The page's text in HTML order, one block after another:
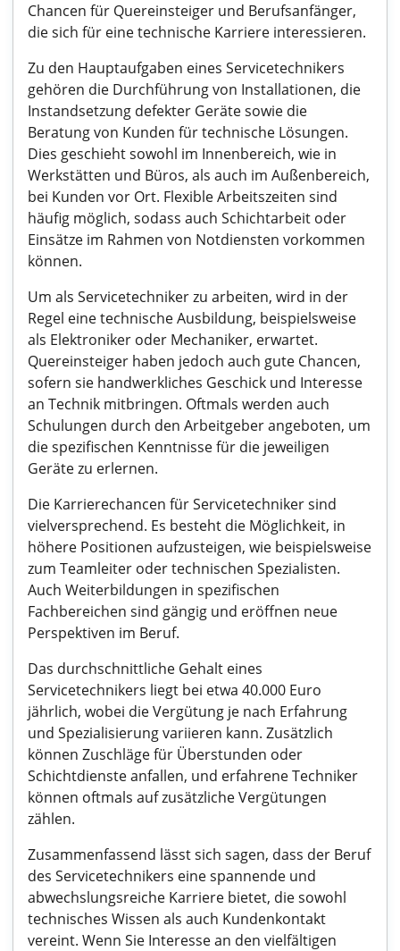
Chancen für Quereinsteiger und Berufsanfänger,
die sich für eine technische Karriere interessieren.
Zu den Hauptaufgaben eines Servicetechnikers
gehören die Durchführung von Installationen, die
Instandsetzung defekter Geräte sowie die
Beratung von Kunden für technische Lösungen.
Dies geschieht sowohl im Innenbereich, wie in
Werkstätten und Büros, als auch im Außenbereich,
bei Kunden vor Ort. Flexible Arbeitszeiten sind
häufig möglich, sodass auch Schichtarbeit oder
Einsätze im Rahmen von Notdiensten vorkommen
können.
Um als Servicetechniker zu arbeiten, wird in der
Regel eine technische Ausbildung, beispielsweise
als Elektroniker oder Mechaniker, erwartet.
Quereinsteiger haben jedoch auch gute Chancen,
sofern sie handwerkliches Geschick und Interesse
an Technik mitbringen. Oftmals werden auch
Schulungen durch den Arbeitgeber angeboten, um
die spezifischen Kenntnisse für die jeweiligen
Geräte zu erlernen.
Die Karrierechancen für Servicetechniker sind
vielversprechend. Es besteht die Möglichkeit, in
höhere Positionen aufzusteigen, wie beispielsweise
zum Teamleiter oder technischen Spezialisten.
Auch Weiterbildungen in spezifischen
Fachbereichen sind gängig und eröffnen neue
Perspektiven im Beruf.
Das durchschnittliche Gehalt eines
Servicetechnikers liegt bei etwa 40.000 Euro
jährlich, wobei die Vergütung je nach Erfahrung
und Spezialisierung variieren kann. Zusätzlich
können Zuschläge für Überstunden oder
Schichtdienste anfallen, und erfahrene Techniker
können oftmals auf zusätzliche Vergütungen
zählen.
Zusammenfassend lässt sich sagen, dass der Beruf
des Servicetechnikers eine spannende und
abwechslungsreiche Karriere bietet, die sowohl
technisches Wissen als auch Kundenkontakt
vereint. Wenn Sie Interesse an den vielfältigen